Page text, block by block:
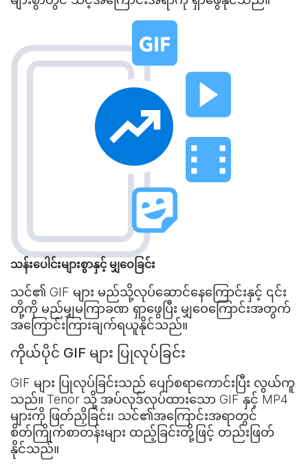
သန်းပေါင်းများစွာနှင့် မျှဝေခြင်း
သင်၏ GIF များ မည်သို့လုပ်ဆောင်နေကြောင်းနှင့် ၎င်း
တို့ကို မည်မျှမကြာခဏ ရှာဖွေပြီး မျှဝေကြောင်းအတွက်
အကြောင်းကြားချက်ရယူနိုင်သည်။
ကိုယ်ပိုင် GIF များ ပြုလုပ်ခြင်း
GIF များ ပြုလုပ်ခြင်းသည် ပျော်စရာကောင်းပြီး လွယ်ကူ
သည်။ Tenor သို့ အပ်လုဒ်လုပ်ထားသော GIF နှင့် MP4
များကို ဖြတ်ညှိခြင်း၊ သင်၏အကြောင်းအရာတွင်
စိတ်ကြိုက်စာတန်းများ ထည့်ခြင်းတို့ဖြင့် တည်းဖြတ်
နိုင်သည်။